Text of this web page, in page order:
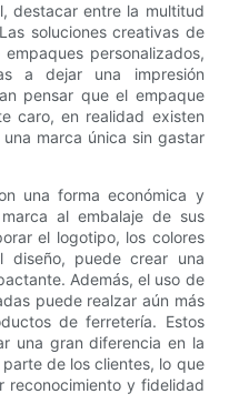
destacar entre la multitud
soluciones creativas de
personalizados,
a dejar una impresión
pensar que el empaque
caro, en realidad existen
marca única sin gastar
una forma económica y
al embalaje de sus
el logotipo, los colores
puede crear una
Además, el uso de
puede realzar aún más
de ferretería. Estos
una gran diferencia en la
de los clientes, lo que
reconocimiento y fidelidad